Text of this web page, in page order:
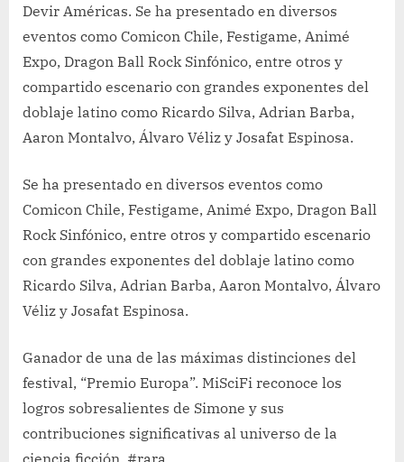
Devir Américas. Se ha presentado en diversos
eventos como Comicon Chile, Festigame, Animé
Expo, Dragon Ball Rock Sinfónico, entre otros y
compartido escenario con grandes exponentes del
doblaje latino como Ricardo Silva, Adrian Barba,
Aaron Montalvo, Álvaro Véliz y Josafat Espinosa.
Se ha presentado en diversos eventos como
Comicon Chile, Festigame, Animé Expo, Dragon Ball
Rock Sinfónico, entre otros y compartido escenario
con grandes exponentes del doblaje latino como
Ricardo Silva, Adrian Barba, Aaron Montalvo, Álvaro
Véliz y Josafat Espinosa.
Ganador de una de las máximas distinciones del
festival, “Premio Europa”. MiSciFi reconoce los
logros sobresalientes de Simone y sus
contribuciones significativas al universo de la
ciencia ficción. #rara